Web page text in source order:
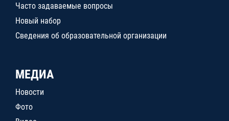
Часто задаваемые вопросы
Новый набор
Сведения об образовательной организации
МЕДИА
Новости
Фото